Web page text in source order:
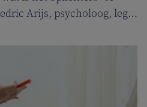
Arijs, psycholoog, legt